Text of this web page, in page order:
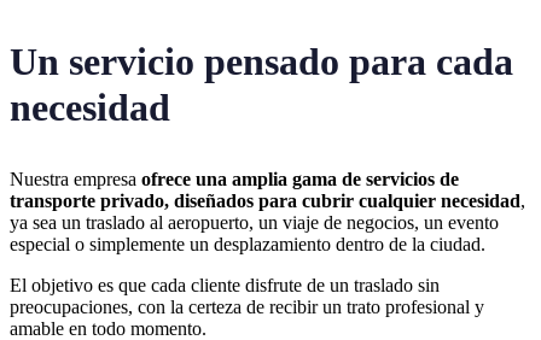
Un servicio pensado para cada
necesidad
Nuestra empresa ofrece una amplia gama de servicios de
transporte privado, diseñados para cubrir cualquier necesidad,
ya sea un traslado al aeropuerto, un viaje de negocios, un evento
especial o simplemente un desplazamiento dentro de la ciudad.
El objetivo es que cada cliente disfrute de un traslado sin
preocupaciones, con la certeza de recibir un trato profesional y
amable en todo momento.